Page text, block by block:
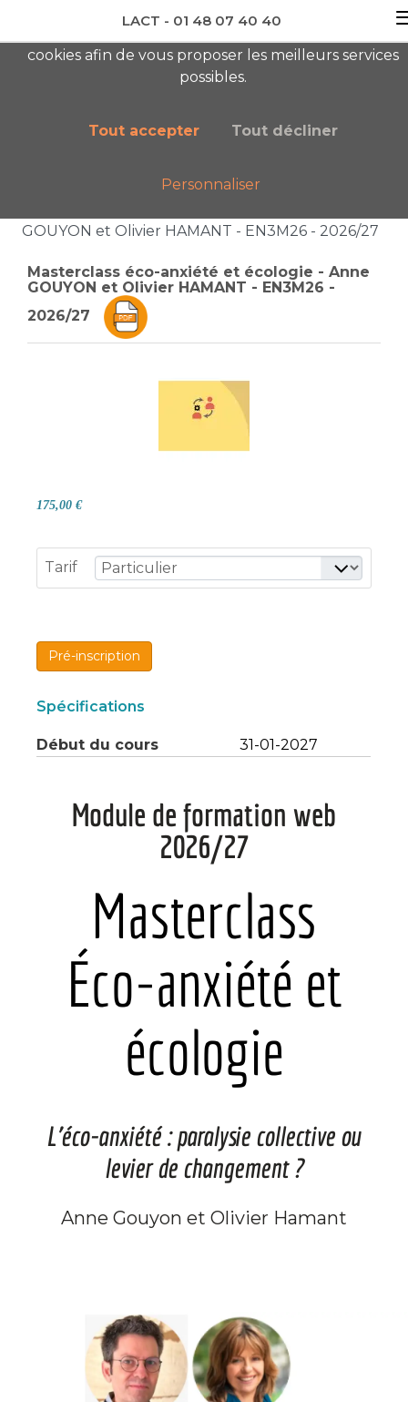
newsletter AC
Liste des catégories
GOUYON et Olivier HAMANT - EN3M26 - 2026/27
Masterclass éco-anxiété et écologie - Anne
GOUYON et Olivier HAMANT - EN3M26 -
2026/27
175,00 €
Tarif
Pré-inscription
Spécifications
Début du cours 31-01-2027
Module de formation web
2026/27
Masterclass
Éco-anxiété et
écologie
L'éco-anxiété : paralysie collective ou
levier de changement ?
Anne Gouyon et Olivier Hamant
cookies afin de vous proposer les meilleurs services
possibles.
Tout accepter Tout décliner
Personnaliser
LACT - 01 48 07 40 40